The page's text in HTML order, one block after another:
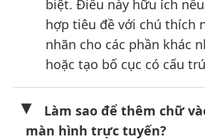
biệt. Điều này hữu ích
hợp tiêu đề với chú thích
nhãn cho các phần khác
hoặc tạo bố cục có cấu
Làm sao để thêm chữ
màn hình trực tuyến?